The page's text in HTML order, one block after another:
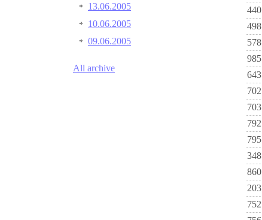
13.06.2005
10.06.2005
09.06.2005
All archive
440
498
578
985
643
702
703
792
795
348
860
203
752